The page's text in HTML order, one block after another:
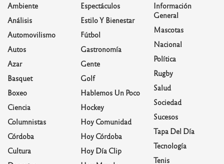
Ambiente
Análisis
Automovilismo
Autos
Azar
Basquet
Boxeo
Ciencia
Columnistas
Córdoba
Cultura
Espectáculos
Estilo Y Bienestar
Fútbol
Gastronomía
Gente
Golf
Hablemos Un Poco
Hockey
Hoy Comunidad
Hoy Córdoba
Hoy Día Clip
Información
General
Mascotas
Nacional
Política
Rugby
Salud
Sociedad
Sucesos
Tapa Del Día
Tecnología
Tenis